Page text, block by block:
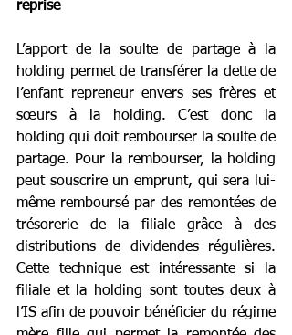
reprise
L’apport de la soulte de partage à la
holding permet de transférer la dette de
l’enfant repreneur envers ses frères et
sœurs à la holding. C’est donc la
holding qui doit rembourser la soulte de
partage. Pour la rembourser, la holding
peut souscrire un emprunt, qui sera lui-
même remboursé par des remontées de
trésorerie de la filiale grâce à des
distributions de dividendes régulières.
Cette technique est intéressante si la
filiale et la holding sont toutes deux à
l’IS afin de pouvoir bénéficier du régime